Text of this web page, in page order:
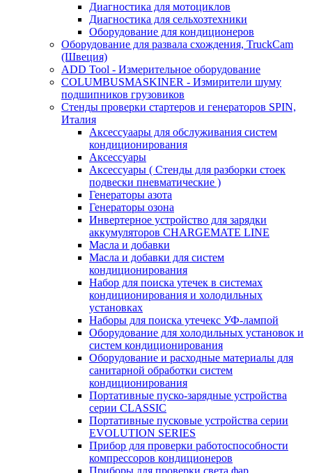
Диагностика для мотоциклов
Диагностика для сельхозтехники
Оборудование для кондиционеров
Оборудование для развала схождения, TruckCam
(Швеция)
ADD Tool - Измерительное оборудование
COLUMBUSMASKINER - Измирители шуму
подшипников грузовиков
Стенды проверки стартеров и генераторов SPIN,
Италия
Аксессуаары для обслуживания систем
кондиционирования
Аксессуары
Аксессуары ( Стенды для разборки стоек
подвески пневматические )
Генераторы азота
Генераторы озона
Инвертерное устройство для зарядки
аккумуляторов CHARGEMATE LINE
Масла и добавки
Масла и добавки для систем
кондиционирования
Набор для поиска утечек в системах
кондиционирования и холодильных
установках
Наборы для поиска утечекс УФ-лампой
Оборудование для холодильных установок и
систем кондиционирования
Оборудование и расходные материалы для
санитарной обработки систем
кондиционирования
Портативные пуско-зарядные устройства
серии CLASSIC
Портативные пусковые устройства серии
EVOLUTION SERIES
Прибор для проверки работоспособности
компрессоров кондиционеров
Приборы для проверки света фар